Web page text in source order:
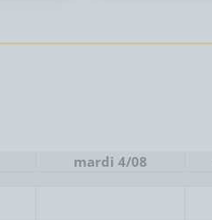
mardi 4/08